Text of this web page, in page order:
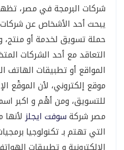
شركات البرمجة في مصر،
يبحث أحد الأشخاص عن شركات
حملة تسويق لخدمة أو
التعاقد مع أحد الشركات
المواقع أو تطبيقات الهاتف
موقع إلكتروني، لأن الموقْع
للتسويق، ومن أهْم و اكبر
مصر شركةسوفت ايجلزلأنها
التي تهتم بـ تكنولوجيا